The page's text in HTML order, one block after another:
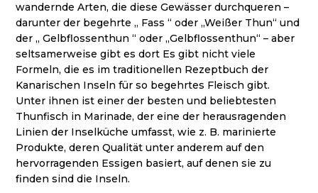
wandernde Arten, die diese Gewässer durchqueren –
darunter der begehrte „ Fass “ oder „Weißer Thun“ und
der „ Gelbflossenthun “ oder „Gelbflossenthun“ – aber
seltsamerweise gibt es dort Es gibt nicht viele
Formeln, die es im traditionellen Rezeptbuch der
Kanarischen Inseln für so begehrtes Fleisch gibt.
Unter ihnen ist einer der besten und beliebtesten
Thunfisch in Marinade, der eine der herausragenden
Linien der Inselküche umfasst, wie z. B. marinierte
Produkte, deren Qualität unter anderem auf den
hervorragenden Essigen basiert, auf denen sie zu
finden sind die Inseln.